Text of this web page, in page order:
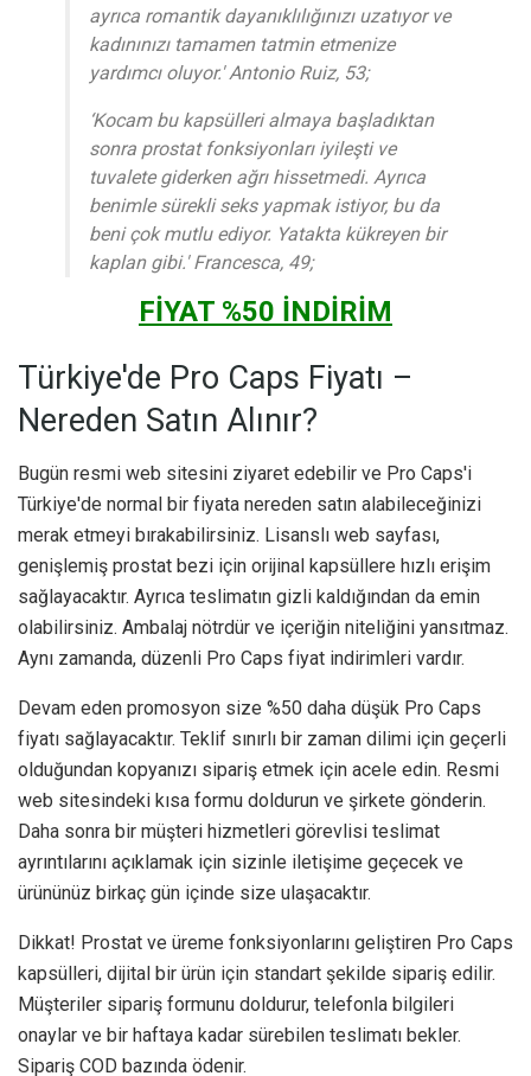
ayrıca romantik dayanıklılığınızı uzatıyor ve
kadınınızı tamamen tatmin etmenize
yardımcı oluyor.' Antonio Ruiz, 53;
‘Kocam bu kapsülleri almaya başladıktan
sonra prostat fonksiyonları iyileşti ve
tuvalete giderken ağrı hissetmedi. Ayrıca
benimle sürekli seks yapmak istiyor, bu da
beni çok mutlu ediyor. Yatakta kükreyen bir
kaplan gibi.' Francesca, 49;
FİYAT %50 İNDİRİM
Türkiye'de Pro Caps Fiyatı –
Nereden Satın Alınır?
Bugün resmi web sitesini ziyaret edebilir ve Pro Caps'i
Türkiye'de normal bir fiyata nereden satın alabileceğinizi
merak etmeyi bırakabilirsiniz. Lisanslı web sayfası,
genişlemiş prostat bezi için orijinal kapsüllere hızlı erişim
sağlayacaktır. Ayrıca teslimatın gizli kaldığından da emin
olabilirsiniz. Ambalaj nötrdür ve içeriğin niteliğini yansıtmaz.
Aynı zamanda, düzenli Pro Caps fiyat indirimleri vardır.
Devam eden promosyon size %50 daha düşük Pro Caps
fiyatı sağlayacaktır. Teklif sınırlı bir zaman dilimi için geçerli
olduğundan kopyanızı sipariş etmek için acele edin. Resmi
web sitesindeki kısa formu doldurun ve şirkete gönderin.
Daha sonra bir müşteri hizmetleri görevlisi teslimat
ayrıntılarını açıklamak için sizinle iletişime geçecek ve
ürününüz birkaç gün içinde size ulaşacaktır.
Dikkat! Prostat ve üreme fonksiyonlarını geliştiren Pro Caps
kapsülleri, dijital bir ürün için standart şekilde sipariş edilir.
Müşteriler sipariş formunu doldurur, telefonla bilgileri
onaylar ve bir haftaya kadar sürebilen teslimatı bekler.
Sipariş COD bazında ödenir.